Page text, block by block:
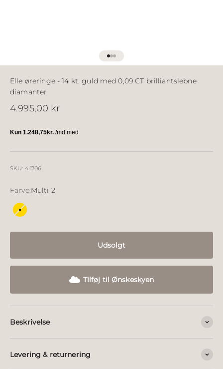
Gå til element 1
Gå til element 2
Gå til element 3
Elle øreringe - 14 kt. guld med 0,09 CT brilliantslebne
diamanter
Salgspris
4.995,00 kr
SKU: 44706
Farve:Multi 2
Multi 2
Udsolgt
Tilføj til Ønskeskyen
Beskrivelse
Levering & returnering